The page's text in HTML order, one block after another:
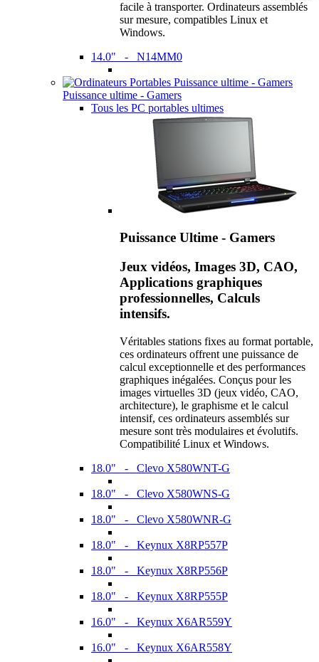
facile à transporter. Ordinateurs assemblés
sur mesure, compatibles Linux et
Windows.
14.0" - N14MM0
Puissance ultime - Gamers
Tous les PC portables ultimes
Puissance Ultime - Gamers
Jeux vidéos, Images 3D, CAO,
Applications graphiques
professionnelles, Calculs
intensifs.
Véritables stations fixes au format portable,
ces ordinateurs offrent une puissance de
calcul exceptionnelle et des performances
graphiques inégalées. Conçus pour les
images virtuelles 3D (jeux vidéo, CAO,
architecture), le graphisme et le calcul
intensif, ces ordinateurs assemblés sur
mesure sont très modulaires et évolutifs.
Compatibilité Linux et Windows.
18.0" - Clevo X580WNT-G
18.0" - Clevo X580WNS-G
18.0" - Clevo X580WNR-G
18.0" - Keynux X8RP557P
18.0" - Keynux X8RP556P
18.0" - Keynux X8RP555P
16.0" - Keynux X6AR559Y
16.0" - Keynux X6AR558Y